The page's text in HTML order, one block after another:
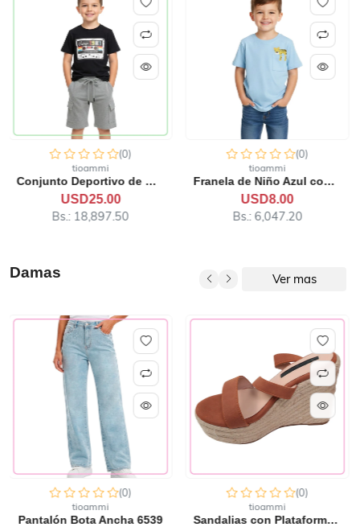
(0)
tioammi
Franela de Niño Azul con E...
USD8.00
Bs.: 6,047.20
(0)
tioammi
Vestido Rosado de Bebé BUN...
USD15.01
Bs.: 11,346.06
Damas Ver mas
(0)
tioammi
Sandalias con Plataforma d...
(0)
tioammi
Blusa Tejida